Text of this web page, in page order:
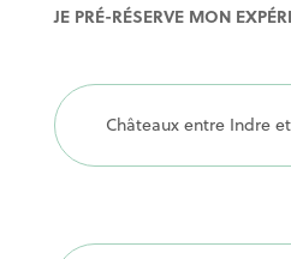
EXPERIENCE
CARTE
JE PRÉ-RÉSERVE MON